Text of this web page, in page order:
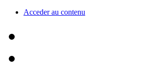
Acceder au contenu